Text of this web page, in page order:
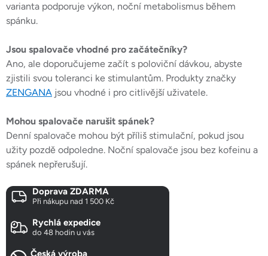
varianta podporuje výkon, noční metabolismus během
spánku.
Jsou spalovače vhodné pro začátečníky?
Ano, ale doporučujeme začít s poloviční dávkou, abyste
zjistili svou toleranci ke stimulantům. Produkty značky
ZENGANA jsou vhodné i pro citlivější uživatele.
Mohou spalovače narušit spánek?
Denní spalovače mohou být příliš stimulační, pokud jsou
užity pozdě odpoledne. Noční spalovače jsou bez kofeinu a
spánek nepřerušují.
Doprava ZDARMA
Při nákupu nad 1 500 Kč
Rychlá expedice
do 48 hodin u vás
Česká výroba